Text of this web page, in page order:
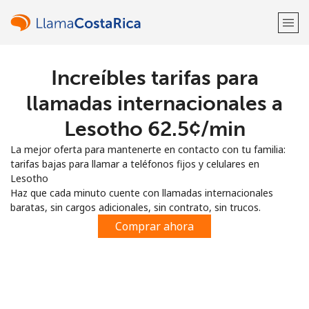
¡Bienvenido!
Regístrate con
o
Increíbles tarifas para
llamadas internacionales a
Lesotho ⁦62.5¢⁩/min
La mejor oferta para mantenerte en contacto con tu familia:
tarifas bajas para llamar a teléfonos fijos y celulares en
Lesotho
Haz que cada minuto cuente con llamadas internacionales
baratas, sin cargos adicionales, sin contrato, sin trucos.
Comprar ahora